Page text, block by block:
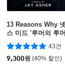
13 Reasons Why
스 미드 '루머의 루
머' 원작 소설
43건
9,300원 (40% 할인)